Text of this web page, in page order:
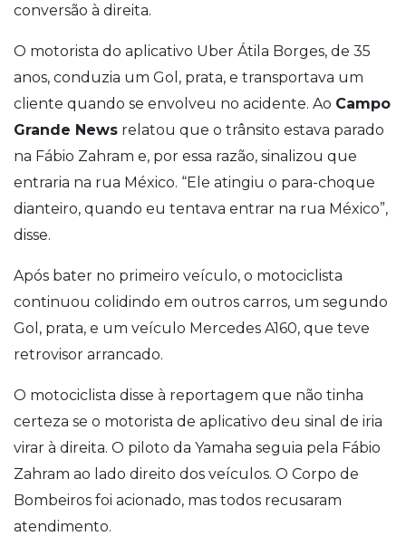
conversão à direita.
O motorista do aplicativo Uber Átila Borges, de 35
anos, conduzia um Gol, prata, e transportava um
cliente quando se envolveu no acidente. Ao Campo
Grande News relatou que o trânsito estava parado
na Fábio Zahram e, por essa razão, sinalizou que
entraria na rua México. “Ele atingiu o para-choque
dianteiro, quando eu tentava entrar na rua México”,
disse.
Após bater no primeiro veículo, o motociclista
continuou colidindo em outros carros, um segundo
Gol, prata, e um veículo Mercedes A160, que teve
retrovisor arrancado.
O motociclista disse à reportagem que não tinha
certeza se o motorista de aplicativo deu sinal de iria
virar à direita. O piloto da Yamaha seguia pela Fábio
Zahram ao lado direito dos veículos. O Corpo de
Bombeiros foi acionado, mas todos recusaram
atendimento.